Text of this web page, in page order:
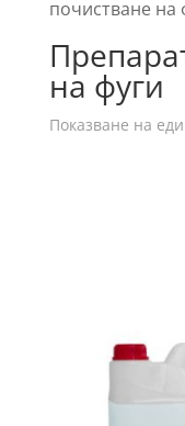
почистване на
на фуги
Показване на